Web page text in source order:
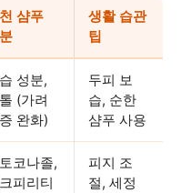
샴푸
생활 습관
팁
성분,
(가려
완화)
두피 보
습, 순한
샴푸 사용
코나졸,
피리티
피지 조
절, 세정